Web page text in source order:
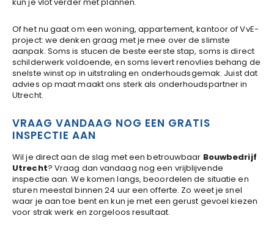
Of het nu gaat om een woning, appartement, kantoor of VvE-
project: we denken graag met je mee over de slimste
aanpak. Soms is stucen de beste eerste stap, soms is direct
schilderwerk voldoende, en soms levert renovlies behang de
snelste winst op in uitstraling en onderhoudsgemak. Juist dat
advies op maat maakt ons sterk als onderhoudspartner in
Utrecht.
VRAAG VANDAAG NOG EEN GRATIS
INSPECTIE AAN
Wil je direct aan de slag met een betrouwbaar Bouwbedrijf
Utrecht? Vraag dan vandaag nog een vrijblijvende
inspectie aan. We komen langs, beoordelen de situatie en
sturen meestal binnen 24 uur een offerte. Zo weet je snel
waar je aan toe bent en kun je met een gerust gevoel kiezen
voor strak werk en zorgeloos resultaat.